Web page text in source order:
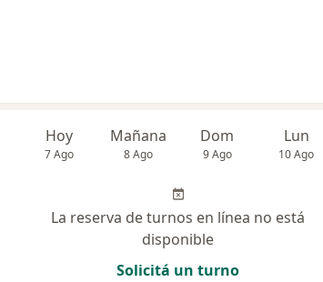
Hoy
7 Ago
Mañana
8 Ago
Dom
9 Ago
Lun
10 Ago
La reserva de turnos en línea no está
disponible
Solicitá un turno